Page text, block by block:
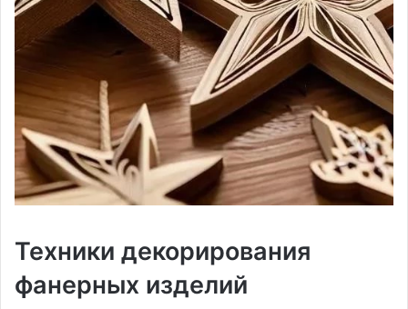
Техники декорирования
фанерных изделий